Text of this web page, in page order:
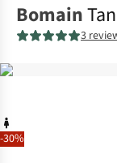
-30%
Bomain
3